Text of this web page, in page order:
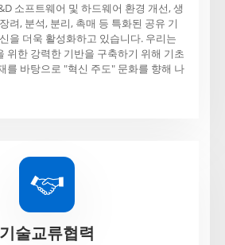
소프트웨어 및 하드웨어 환경 개선, 생
려, 분석, 분리, 촉매 등 특화된 공유 기
을 더욱 활성화하고 있습니다. 우리는
위한 강력한 기반을 구축하기 위해 기초
를 바탕으로 "혁신 주도" 문화를 향해 나

기술교류협력